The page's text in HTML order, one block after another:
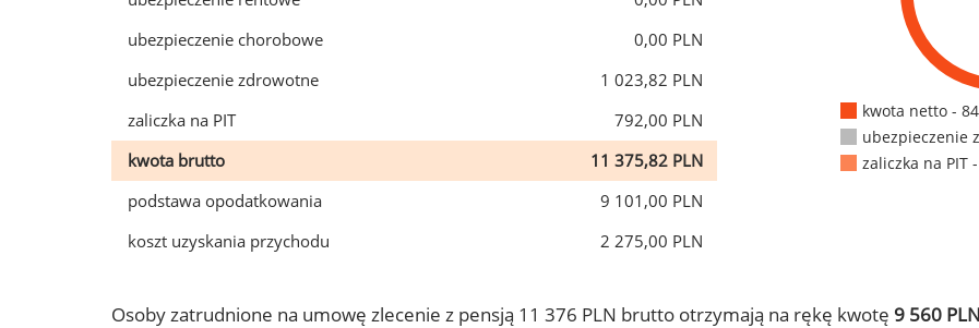
ubezpieczenie chorobowe
0,00 PLN
ubezpieczenie zdrowotne
1 023,82 PLN
zaliczka na PIT
792,00 PLN
kwota brutto
11 375,82 PLN
podstawa opodatkowania
9 101,00 PLN
koszt uzyskania przychodu
2 275,00 PLN
kwota netto -
ubezpieczenie
zaliczka na PIT
Osoby zatrudnione na umowę zlecenie z pensją 11 376 PLN brutto otrzymają na rękę kwotę 9 560